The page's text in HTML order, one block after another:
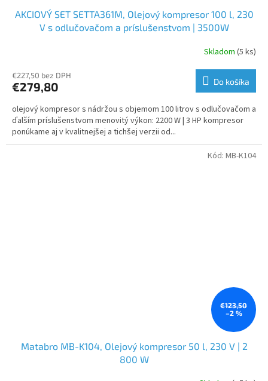
AKCIOVÝ SET SETTA361M, Olejový kompresor 100 l, 230
V s odlučovačom a príslušenstvom | 3500W
Skladom (5 ks)
€227,50 bez DPH
€279,80 Do košíka
olejový kompresor s nádržou s objemom 100 litrov s odlučovačom a
ďalším príslušenstvom menovitý výkon: 2200 W | 3 HP kompresor
ponúkame aj v kvalitnejšej a tichšej verzii od...
€123,50
–2 %
Matabro MB-K104, Olejový kompresor 50 l, 230 V | 2
800 W
Kód: MB-K104